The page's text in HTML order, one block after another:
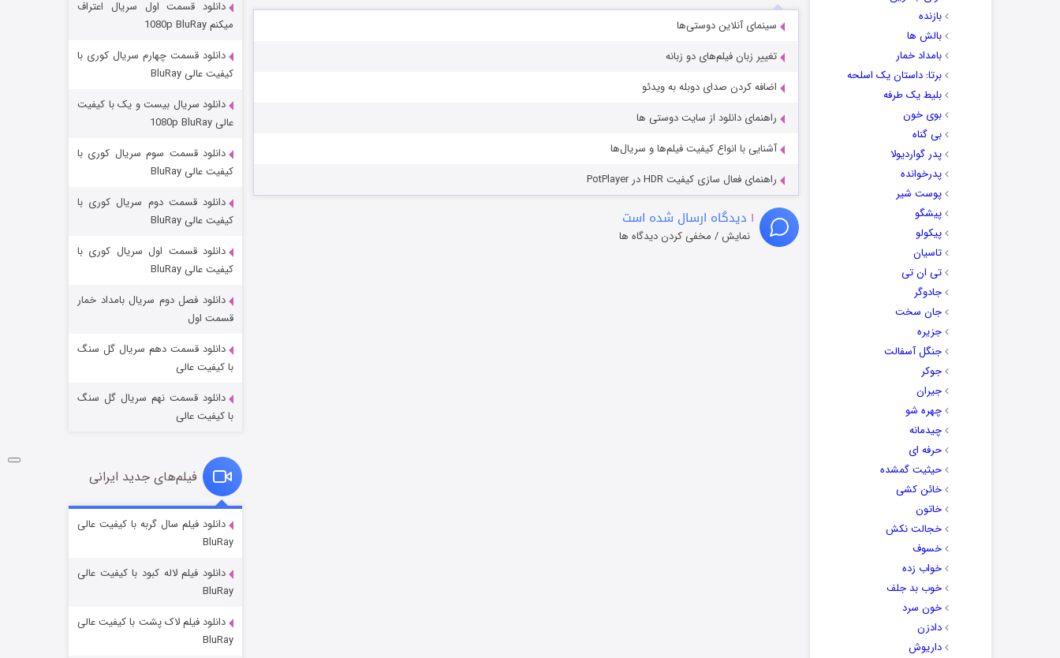
بازنده
بالش ها
بامداد خمار
برتا: داستان یک اسلحه
بلیط یک‌‌ طرفه
بوی خون
بی گناه
پدر گواردیولا
پدرخوانده
پوست شیر
پیشگو
پیکولو
تاسیان
تی ان تی
جادوگر
جان سخت
جزیره
جنگل آسفالت
جوکر
جیران
چهره شو
چیدمانه
حرفه ای
حیثیت گمشده
خائن کشی
خاتون
خجالت نکش
خسوف
خواب زده
خوب بد جلف
خون سرد
دادزن
داریوش
سینمای آنلاین دوستی‌ها
تغییر زبان فیلم‌های دو زبانه
اضافه کردن صدای دوبله به ویدئو
راهنمای دانلود از سایت دوستی ها
آشنایی با انواع کیفیت فیلم‌ها و سریال‌ها
راهنمای فعال سازی کیفیت HDR در PotPlayer
۱ دیدگاه ارسال شده است
نمایش / مخفی کردن دیدگاه ها
وستی ها
قسمت ۶ (زیرنویس) منتشر شد
فروشگاهی برای قاتلان فصل ۲
قسمت
دانلود قسمت اول سریال اعتراف
میکنم 1080p BluRay
دانلود قسمت چهارم سریال کوری با
کیفیت عالی BluRay
دانلود سریال بیست و یک با کیفیت
عالی 1080p BluRay
دانلود قسمت سوم سریال کوری با
کیفیت عالی BluRay
دانلود قسمت دوم سریال کوری با
کیفیت عالی BluRay
دانلود قسمت اول سریال کوری با
کیفیت عالی BluRay
دانلود فصل دوم سریال بامداد خمار
قسمت اول
دانلود قسمت دهم سریال گل سنگ
با کیفیت عالی
دانلود قسمت نهم سریال گل سنگ
با کیفیت عالی
فیلم‌های جدید ایرانی
دانلود فیلم سال گربه با کیفیت عالی
BluRay
دانلود فیلم لاله کبود با کیفیت عالی
BluRay
دانلود فیلم لاک پشت با کیفیت عالی
BluRay